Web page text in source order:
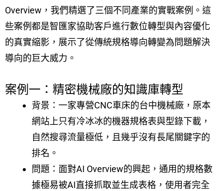
Overview，我們精選了三個不同產業的實戰案例。這
些案例都是智匯家協助客戶進行數位轉型與內容優化
的真實縮影，展示了從傳統規格導向轉變為問題解決
導向的巨大威力。
案例一：精密機械廠的知識庫轉型
背景：一家專營CNC車床的台中機械廠，原本
網站上只有冷冰冰的機器規格表與型錄下載，
自然搜尋流量極低，且幾乎沒有長尾關鍵字的
排名。
問題：面對AI Overview的興起，通用的規格數
據極易被AI直接抓取並生成表格，使用者完全